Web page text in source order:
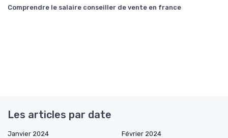
Comprendre le salaire conseiller de vente en france
Les articles par date
Janvier 2024
Février 2024